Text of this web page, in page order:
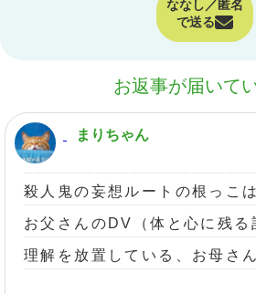
ななし／匿名
で送る
お返事が届いて
まりちゃん
殺人鬼の妄想ルートの根っこは
お父さんのDV（体と心に残る
理解を放置している、お母さ